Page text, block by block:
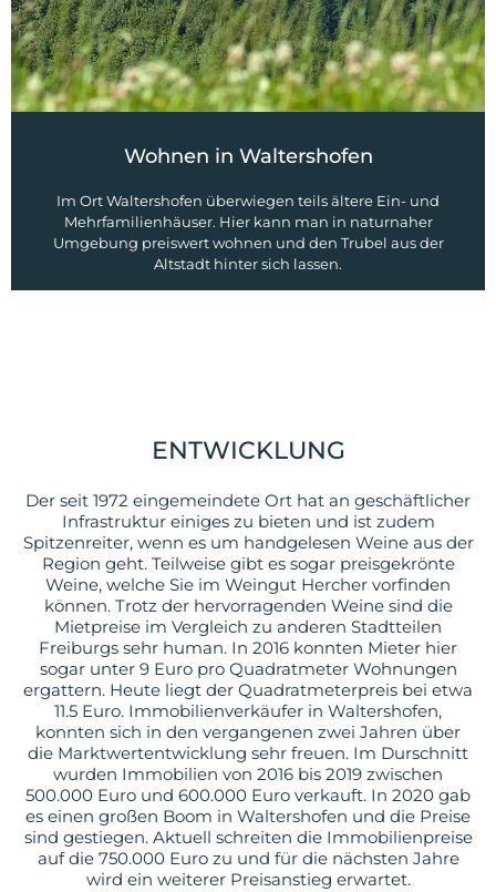
Wohnen in Waltershofen
Im Ort Waltershofen überwiegen teils ältere Ein- und
Mehrfamilienhäuser. Hier kann man in naturnaher
Umgebung preiswert wohnen und den Trubel aus der
Altstadt hinter sich lassen.
ENTWICKLUNG
Der seit 1972 eingemeindete Ort hat an geschäftlicher
Infrastruktur einiges zu bieten und ist zudem
Spitzenreiter, wenn es um handgelesen Weine aus der
Region geht. Teilweise gibt es sogar preisgekrönte
Weine, welche Sie im Weingut Hercher vorfinden
können. Trotz der hervorragenden Weine sind die
Mietpreise im Vergleich zu anderen Stadtteilen
Freiburgs sehr human. In 2016 konnten Mieter hier
sogar unter 9 Euro pro Quadratmeter Wohnungen
ergattern. Heute liegt der Quadratmeterpreis bei etwa
11.5 Euro. Immobilienverkäufer in Waltershofen,
konnten sich in den vergangenen zwei Jahren über
die Marktwertentwicklung sehr freuen. Im Durschnitt
wurden Immobilien von 2016 bis 2019 zwischen
500.000 Euro und 600.000 Euro verkauft. In 2020 gab
es einen großen Boom in Waltershofen und die Preise
sind gestiegen. Aktuell schreiten die Immobilienpreise
auf die 750.000 Euro zu und für die nächsten Jahre
wird ein weiterer Preisanstieg erwartet.